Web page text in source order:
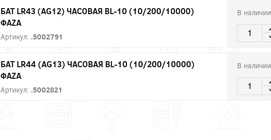
БАТ LR43 (AG12) ЧАСОВАЯ BL-10 (10/200/10000)
ФAZA
Артикул: .5002791
В наличии
БАТ LR44 (AG13) ЧАСОВАЯ BL-10 (10/200/10000)
ФAZA
Артикул: .5002821
В наличии